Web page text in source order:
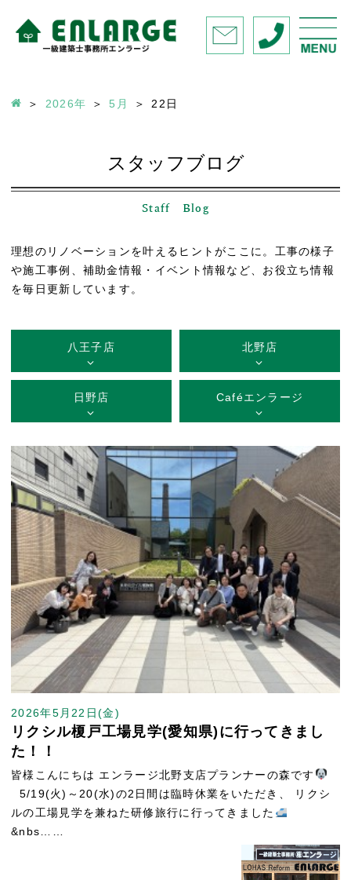
2026年 5月 22 日
スタッフブログ
Staff Blog
理想のリノベーションを叶えるヒントがここに。工事の様子
や施工事例、補助金情報・イベント情報など、お役立ち情報
を毎日更新しています。
八王子店 北野店
日野店 Caféエンラージ
2026年5月22日(金)
リクシル榎戸工場見学(愛知県)に行ってきまし
た！！
皆様こんにちは エンラージ北野支店プランナーの森です
5/19(火)～20(水)の2日間は臨時休業をいただき、 リクシ
ルの工場見学を兼ねた研修旅行に行ってきました
&nbs……